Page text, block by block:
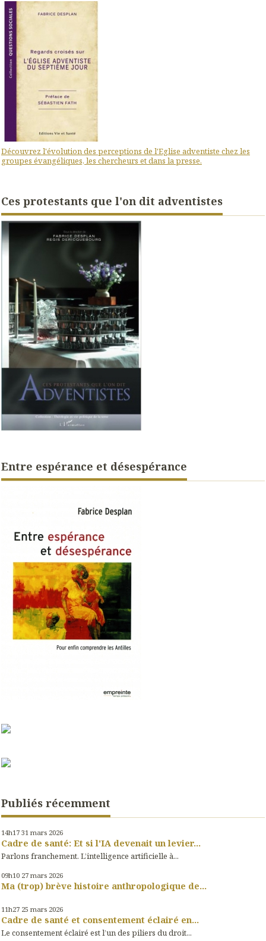
Découvrez l'évolution des perceptions de l'Eglise adventiste chez les
groupes évangéliques, les chercheurs et dans la presse.
Ces protestants que l'on dit adventistes
Entre espérance et désespérance
Publiés récemment
14h17 31 mars 2026
Cadre de santé: Et si l'IA devenait un levier...
Parlons franchement. L’intelligence artificielle à...
09h10 27 mars 2026
Ma (trop) brève histoire anthropologique de...
11h27 25 mars 2026
Cadre de santé et consentement éclairé en...
Le consentement éclairé est l’un des piliers du droit...